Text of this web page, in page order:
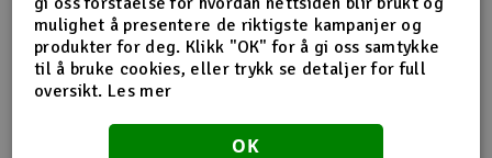
Solenergi
Sparkesykler & elkjøretøy
Verktøy, utstyr & tilbehør
4mm GS/ shift shaft seal, glued/ 2.5x8mm CS (2)
Flere detaljer
Produktet er
Reservedeler Traxxas
mulighet å presentere de riktigste kampanjer og
produkter for deg. Klikk "OK" for å gi oss samtykke
til å bruke cookies, eller trykk se detaljer for full
oversikt. Les mer
OK